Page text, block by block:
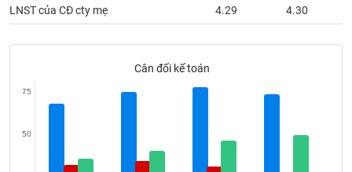
LNST của CĐ cty mẹ 4.29 4.30
Cân đối kế toán
50
75
ngữ
(-)
(-)